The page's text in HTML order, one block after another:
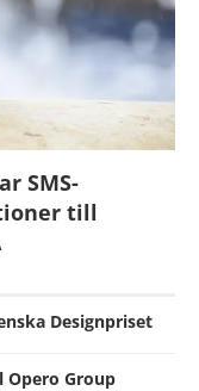
SMS-
till
Designpriset
Opero Group